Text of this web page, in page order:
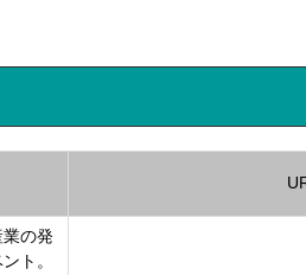
の発
ト。